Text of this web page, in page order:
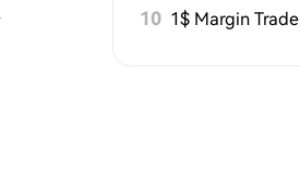
10 1$ Margin Trade